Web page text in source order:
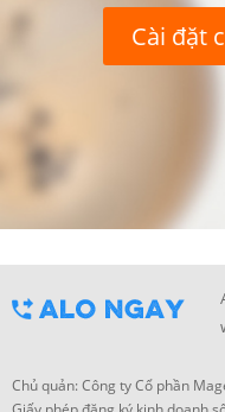
Cài đặt
Chủ quản: Công ty Cổ phần